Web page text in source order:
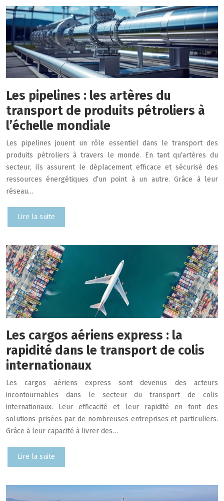
Les pipelines : les artères du
transport de produits pétroliers à
l’échelle mondiale
Les pipelines jouent un rôle essentiel dans le transport des
produits pétroliers à travers le monde. En tant qu’artères du
secteur, ils assurent le déplacement efficace et sécurisé des
ressources énergétiques d’un point à un autre. Grâce à leur
réseau…
Lire la suite
Les cargos aériens express : la
rapidité dans le transport de colis
internationaux
Les cargos aériens express sont devenus des acteurs
incontournables dans le secteur du transport de colis
internationaux. Leur efficacité et leur rapidité en font des
solutions prisées par de nombreuses entreprises et particuliers.
Grâce à leur capacité à livrer des…
Lire la suite